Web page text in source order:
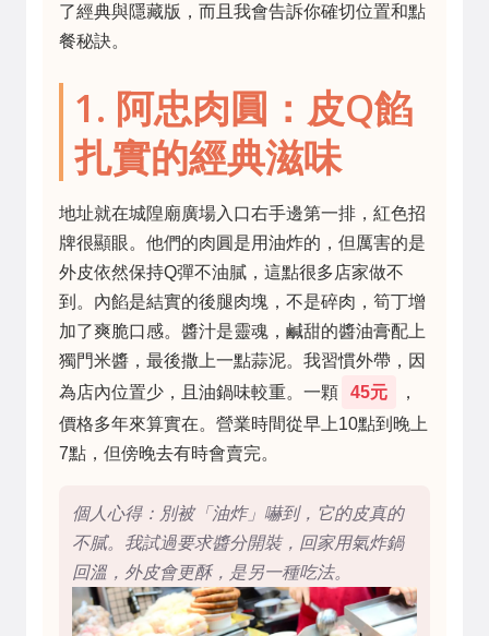
了經典與隱藏版，而且我會告訴你確切位置和點
餐秘訣。
1. 阿忠肉圓：皮Q餡
扎實的經典滋味
地址就在城隍廟廣場入口右手邊第一排，紅色招
牌很顯眼。他們的肉圓是用油炸的，但厲害的是
外皮依然保持Q彈不油膩，這點很多店家做不
到。內餡是結實的後腿肉塊，不是碎肉，筍丁增
加了爽脆口感。醬汁是靈魂，鹹甜的醬油膏配上
獨門米醬，最後撒上一點蒜泥。我習慣外帶，因
為店內位置少，且油鍋味較重。一顆
45元
，
價格多年來算實在。營業時間從早上10點到晚上
7點，但傍晚去有時會賣完。
個人心得：別被「油炸」嚇到，它的皮真的
不膩。我試過要求醬分開裝，回家用氣炸鍋
回溫，外皮會更酥，是另一種吃法。